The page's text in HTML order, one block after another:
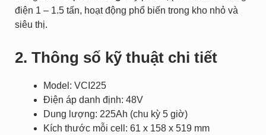
điện 1 – 1.5 tấn, hoạt động phổ biến trong kho nhỏ và
siêu thị.
2. Thông số kỹ thuật chi tiết
Model: VCI225
Điện áp danh định: 48V
Dung lượng: 225Ah (chu kỳ 5 giờ)
Kích thước mỗi cell: 61 x 158 x 519 mm